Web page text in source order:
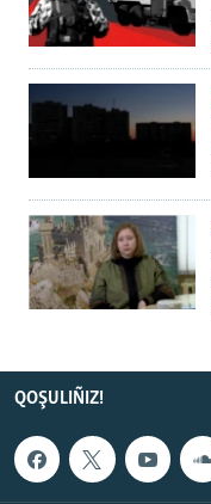
QOŞULIÑIZ!